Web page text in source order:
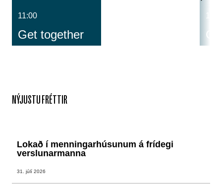
11:00
Get together
NÝJUSTU FRÉTTIR
Lokað í menningarhúsunum á frídegi
verslunarmanna
31. júlí 2026